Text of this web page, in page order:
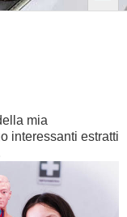
mia
interessanti estratti